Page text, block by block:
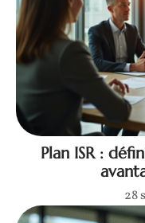
Plan ISR :
28